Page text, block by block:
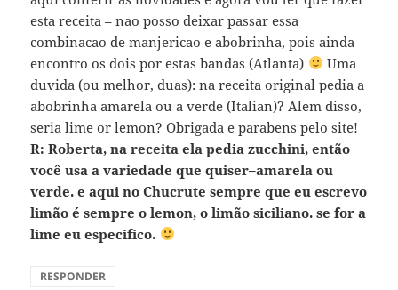
esta receita – nao posso deixar passar essa
combinacao de manjericao e abobrinha, pois ainda
encontro os dois por estas bandas (Atlanta)
Uma
duvida (ou melhor, duas): na receita original pedia a
abobrinha amarela ou a verde (Italian)? Alem disso,
seria lime or lemon? Obrigada e parabens pelo site!
R: Roberta, na receita ela pedia zucchini, então
você usa a variedade que quiser–amarela ou
verde. e aqui no Chucrute sempre que eu escrevo
limão é sempre o lemon, o limão siciliano. se for a
lime eu especifico.
RESPONDER